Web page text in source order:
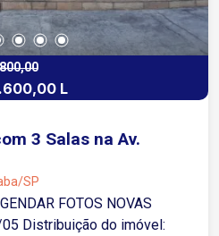
L
3 Salas na Av.
SP
FOTOS NOVAS